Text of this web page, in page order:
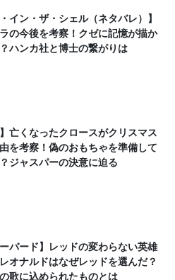
イン・ザ・シェル（ネタバレ）】
の今後を考察！クゼに記憶が描か
ハンカ社と博士の繋がりは
】亡くなったクロースがクリスマス
を考察！偽のおもちゃを準備して
ジャスパーの決意に迫る
ーバード】レッドの変わらない英雄
オナルドはなぜレッドを選んだ？
歌に込められたものとは